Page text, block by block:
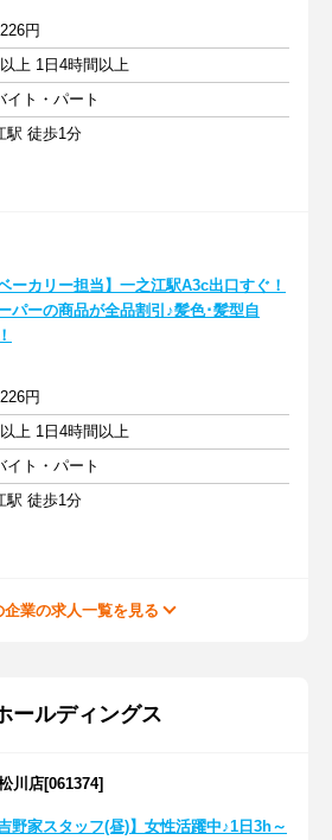
円
上 1日4時間以上
イト・パート
駅 徒歩1分
ベーカリー担当】一之江駅A3c出口すぐ！
パーの商品が全品割引♪髪色･髪型自
円
上 1日4時間以上
イト・パート
駅 徒歩1分
企業の求人一覧を見る
ールディングス
川店[061374]
吉野家スタッフ(昼)】女性活躍中♪1日3h～